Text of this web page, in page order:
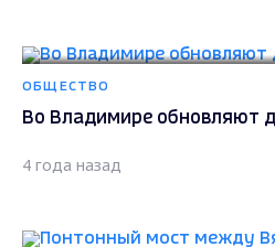
ОБЩЕСТВО
Во Владимире обновляют
4 года назад